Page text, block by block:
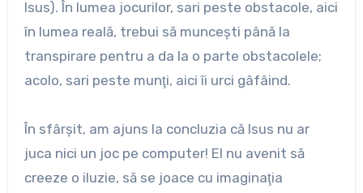
Isus). În lumea jocurilor, sari peste obstacole, aici
în lumea reală, trebui să munceşti până la
transpirare pentru a da la o parte obstacolele;
acolo, sari peste munţi, aici îi urci gâfâind.
În sfârşit, am ajuns la concluzia că Isus nu ar
juca nici un joc pe computer! El nu avenit să
creeze o iluzie, să se joace cu imaginaţia